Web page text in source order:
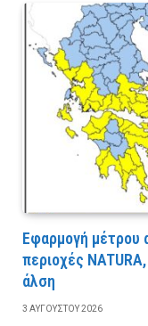
Εφαρμογή μέτρου
περιοχές
άλση
3 ΑΥΓΟΎΣΤΟΥ 2026